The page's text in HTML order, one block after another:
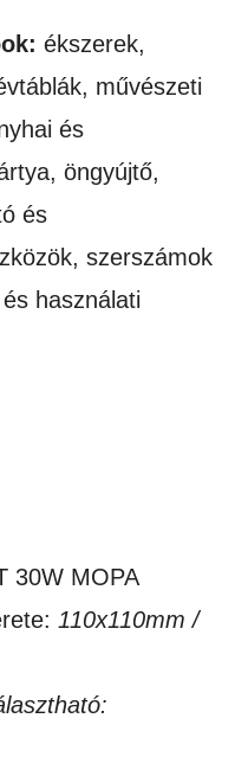
ékszerek,
művészeti
és
öngyújtő,
és
szerszámok
használati
30W MOPA
110x110mm /